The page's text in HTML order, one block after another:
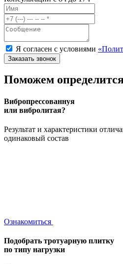
Я согласен с условиями
Поможем
Вибропрессованнуя
или вибролитая?
Результат и характеристики
одинаковый состав
Ознакомиться
Подобрать тротуарную плитку
по типу нагрузки